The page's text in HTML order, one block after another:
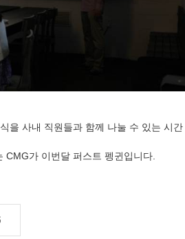
을 사내 직원들과 함께 나눌 수 있는 시간
CMG가 이번달 퍼스트 펭귄입니다.